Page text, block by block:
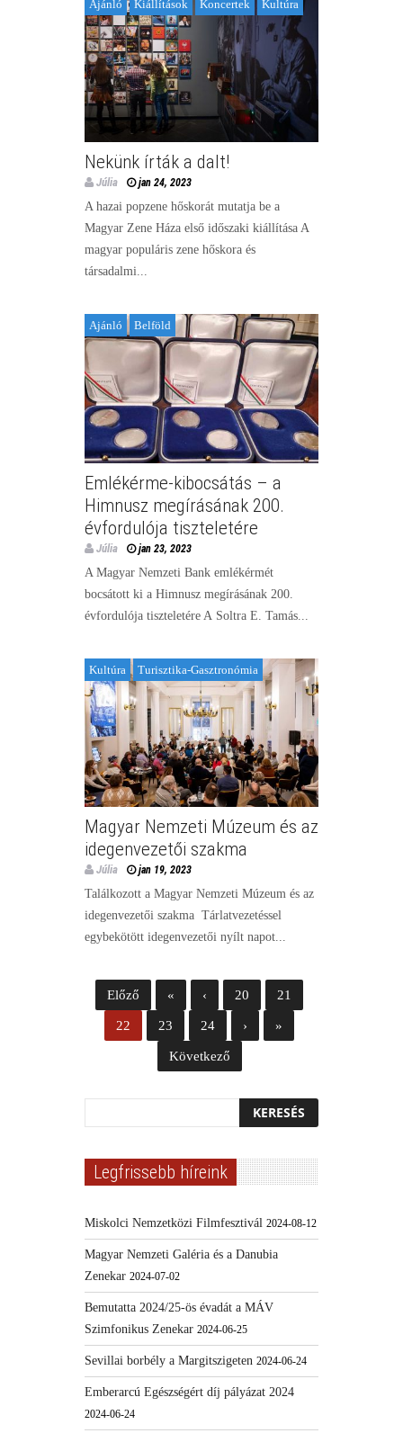
Ajánló Kiállítások Koncertek Kultúra
Nekünk írták a dalt!
Júlia jan 24, 2023
A hazai popzene hőskorát mutatja be a
Magyar Zene Háza első időszaki kiállítása A
magyar populáris zene hőskora és
társadalmi...
Ajánló Belföld
Emlékérme-kibocsátás – a
Himnusz megírásának 200.
évfordulója tiszteletére
Júlia jan 23, 2023
A Magyar Nemzeti Bank emlékérmét
bocsátott ki a Himnusz megírásának 200.
évfordulója tiszteletére A Soltra E. Tamás...
Kultúra Turisztika-Gasztronómia
Magyar Nemzeti Múzeum és az
idegenvezetői szakma
Júlia jan 19, 2023
Találkozott a Magyar Nemzeti Múzeum és az
idegenvezetői szakma Tárlatvezetéssel
egybekötött idegenvezetői nyílt napot...
Előző « ‹ 20 21
22 23 24 › »
Következő
Legfrissebb híreink
Miskolci Nemzetközi Filmfesztivál 2024-08-12
Magyar Nemzeti Galéria és a Danubia
Zenekar 2024-07-02
Bemutatta 2024/25-ös évadát a MÁV
Szimfonikus Zenekar 2024-06-25
Sevillai borbély a Margitszigeten 2024-06-24
Emberarcú Egészségért díj pályázat 2024
2024-06-24